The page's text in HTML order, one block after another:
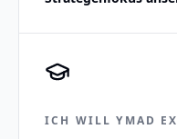
ICH WILL YMAD